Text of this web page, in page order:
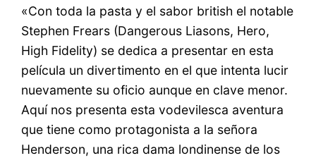
«Con toda la pasta y el sabor british el notable
Stephen Frears (Dangerous Liasons, Hero,
High Fidelity) se dedica a presentar en esta
película un divertimento en el que intenta lucir
nuevamente su oficio aunque en clave menor.
Aquí nos presenta esta vodevilesca aventura
que tiene como protagonista a la señora
Henderson, una rica dama londinense de los